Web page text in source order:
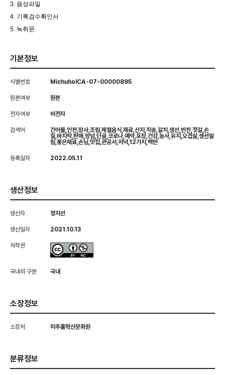
3. 음성파일
4. 기록검수확인서
5. 녹취문
기본정보
식별번호 MichuholCA-07-00000895
원본여부 원본
전자여부 비전자
검색어
건어물,인천,장사,조림,제철음식,재료,산지,직송,갈치,생선,반찬,젓갈,손
질,바지락,판매,양념,단골,코로나,예약,포장,건강,농사,유지,오겹살,생선말
림,좋은재료,손님,맛집,관공서,저녁,12가지,백반
등록일자 2022.05.11
생산정보
생산자 정지선
생산일자 2021.10.13
저작권
국내외 구분 국내
소장정보
소장처 미추홀학산문화원
분류정보